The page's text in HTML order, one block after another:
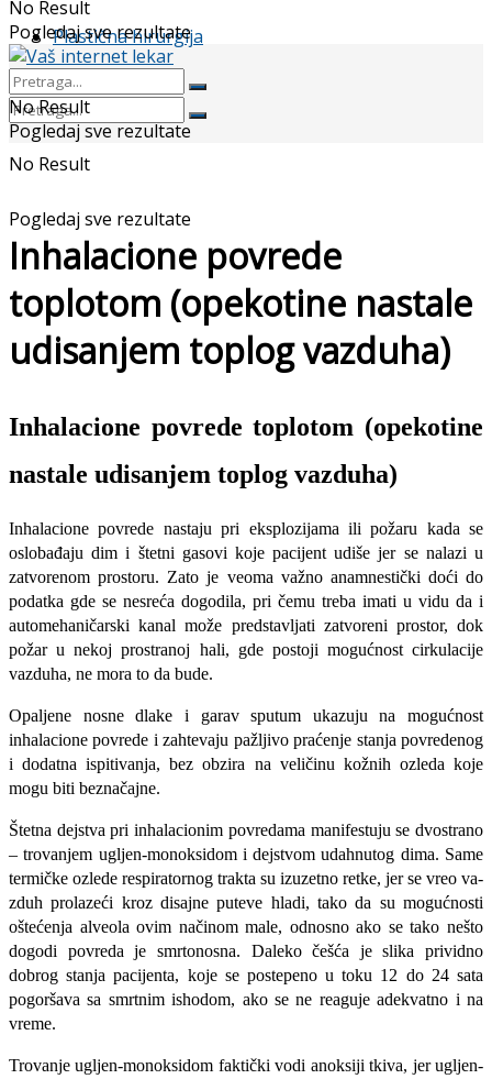
Plastična hirurgija
No Result
Pogledaj sve rezultate
No Result
Pogledaj sve rezultate
No Result
Pogledaj sve rezultate
Inhalacione povrede
toplotom (opekotine nastale
udisanjem toplog vazduha)
Inhalacione povrede toplotom (opekotine
nastale udisanjem toplog vazduha)
Inhalacione povrede nastaju pri eksplo­zijama ili požaru kada se
oslobađaju dim i štetni gasovi koje pacijent udiše jer se na­lazi u
zatvorenom prostoru. Zato je veoma važno anamnestički doći do
podatka gde se nesreća dogodila, pri čemu treba imati u vidu da i
automehaničarski kanal može predstavljati zatvoreni prostor, dok
požar u nekoj prostranoj hali, gde postoji moguć­nost cirkulacije
vazduha, ne mora to da bude.
Opaljene nosne dlake i garav sputum ukazuju na mogućnost
inhalacione povre­de i zahtevaju pažljivo praćenje stanja po­vredenog
i dodatna ispitivanja, bez obzira na veličinu kožnih ozleda koje
mogu biti beznačajne.
Štetna dejstva pri inhalacionim povreda­ma manifestuju se dvostrano
– trovanjem ugljen-monoksidom i dejstvom udahnutog dima. Same
termičke ozlede respiratornog trakta su izuzetno retke, jer se vreo va-
zduh prolazeći kroz disajne puteve hladi, tako da su mogućnosti
oštećenja alveola ovim načinom male, odnosno ako se tako nešto
dogodi povreda je smrtonosna. Da­leko češća je slika prividno
dobrog stanja pacijenta, koje se postepeno u toku 12 do 24 sata
pogoršava sa smrtnim ishodom, ako se ne reaguje adekvatno i na
vreme.
Trovanje ugljen-monoksidom faktički vodi anoksiji tkiva, jer ugljen-